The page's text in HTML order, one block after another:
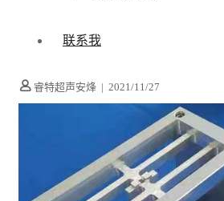
联系我
睿特超声安烽 | 2021/11/27